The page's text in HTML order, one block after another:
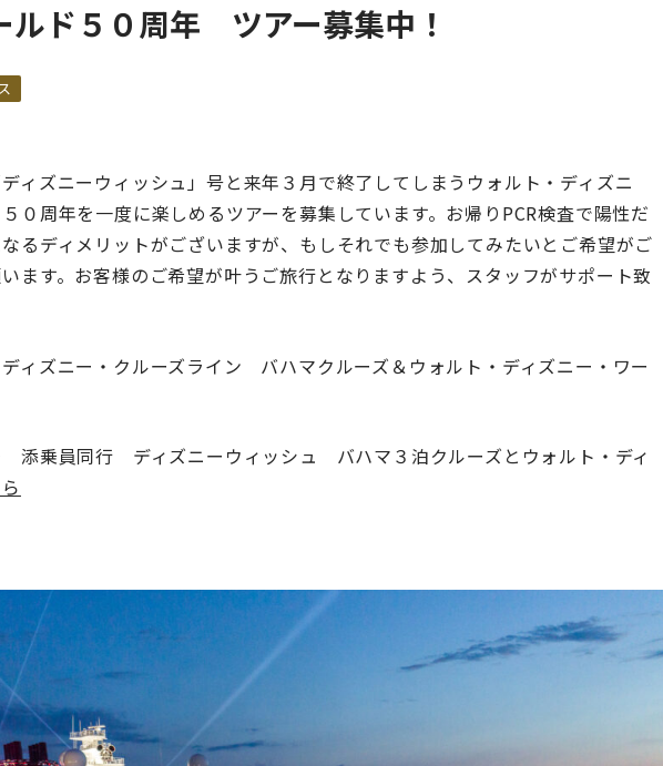
ルド５０周年 ツアー募集中！
ィズニーウィッシュ」号と来年３月で終了してしまうウォルト・ディズニ
０周年を一度に楽しめるツアーを募集しています。お帰りPCR検査で陽性だ
るディメリットがございますが、もしそれでも参加してみたいとご希望がご
ます。お客様のご希望が叶うご旅行となりますよう、スタッフがサポート致
ィズニー・クルーズライン バハマクルーズ＆ウォルト・ディズニー・ワー
添乗員同行 ディズニーウィッシュ バハマ３泊クルーズとウォルト・ディ